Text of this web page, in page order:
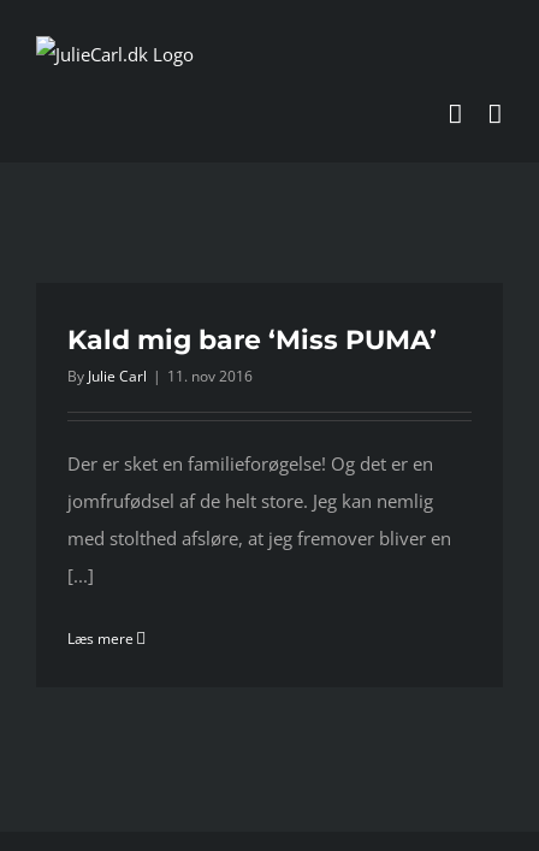
Kald mig bare ‘Miss PUMA’
By Julie Carl | 11. nov 2016
Der er sket en familieforøgelse! Og det er en
jomfrufødsel af de helt store. Jeg kan nemlig
med stolthed afsløre, at jeg fremover bliver en
[...]
Læs mere